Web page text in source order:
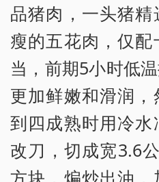
品猪肉，一头猪
瘦的五花肉，仅
当，前期5小时低
更加鲜嫩和滑润
到四成熟时用冷水
改刀，切成宽3.6
方块，煸炒出油